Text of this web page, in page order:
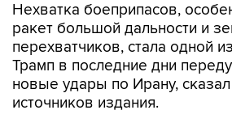
Нехватка боеприпасов,
ракет большой дальности и
перехватчиков, стала одной
Трамп в последние дни
новые удары по Ирану,
источников издания.